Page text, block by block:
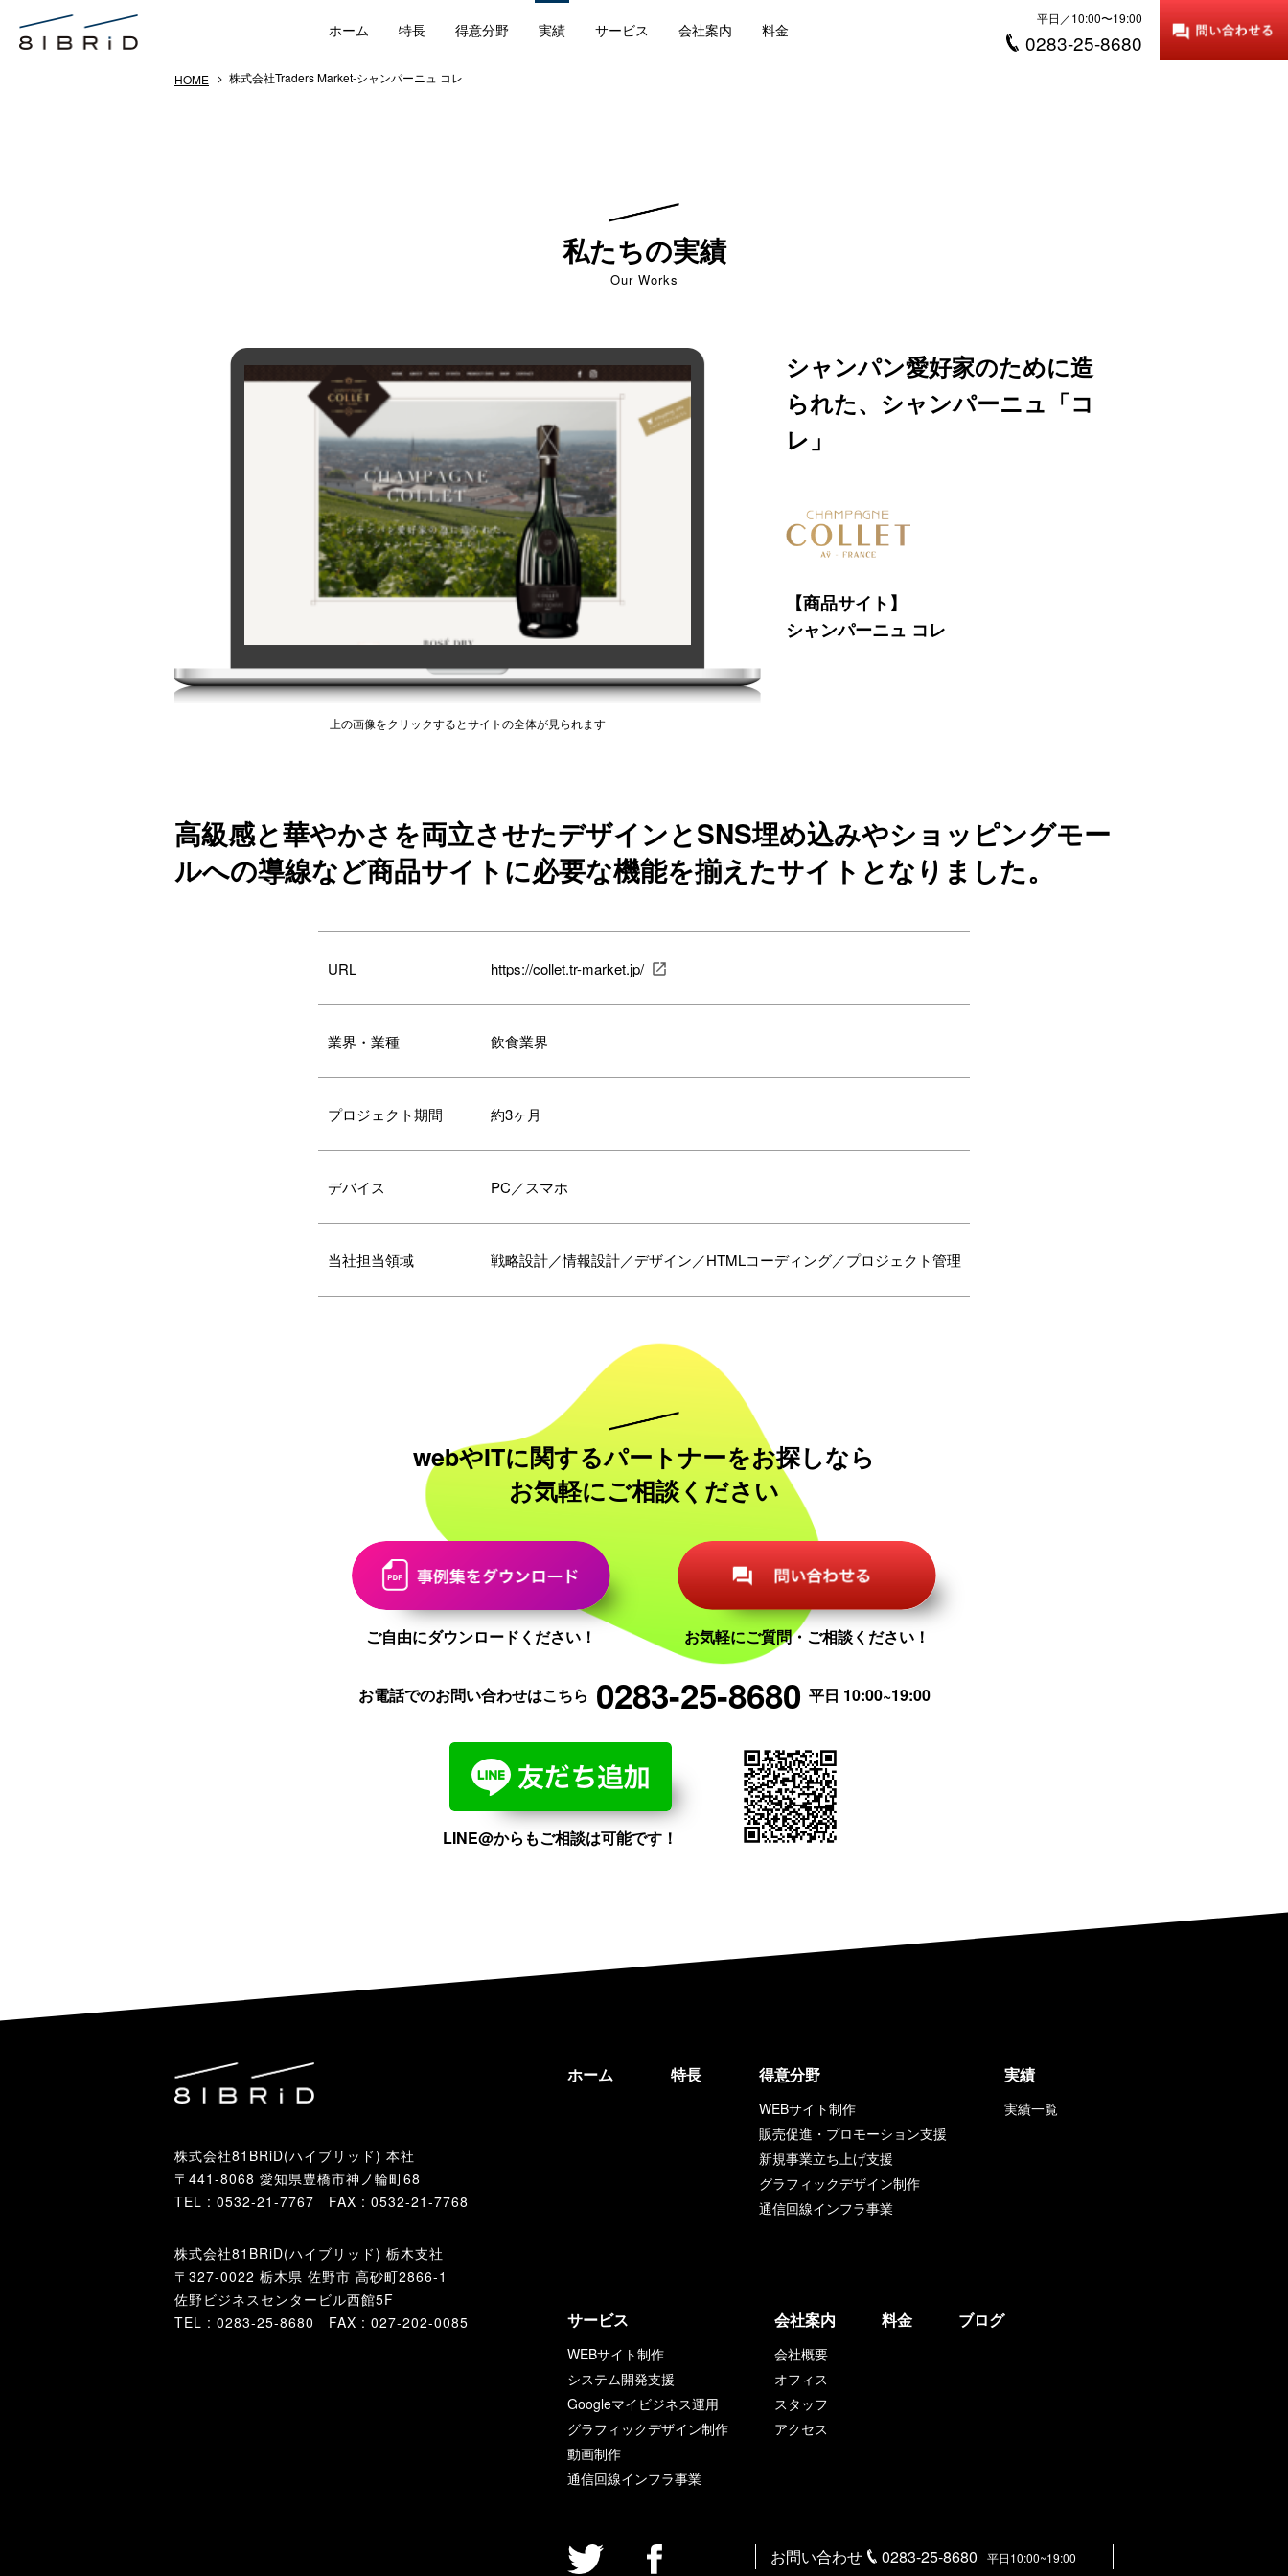
平日／10:00〜19:00
0283-25-8680
ホーム 特長 得意分野 実績 サービス 会社案内 料金
HOME > 株式会社Traders Market-シャンパーニュ コレ
私たちの実績
Our Works
上の画像をクリックするとサイトの全体が見られます
シャンパン愛好家のために造
られた、シャンパーニュ「コ
レ」
【商品サイト】
シャンパーニュ コレ
高級感と華やかさを両立させたデザインとSNS埋め込みやショッピングモー
ルへの導線など商品サイトに必要な機能を揃えたサイトとなりました。
URL https://collet.tr-market.jp/
業界・業種 飲食業界
プロジェクト期間 約3ヶ月
デバイス PC／スマホ
当社担当領域 戦略設計／情報設計／デザイン／HTMLコーディング／プロジェクト管理
webやITに関するパートナーをお探しなら
お気軽にご相談ください
ご自由にダウンロードください！ お気軽にご質問・ご相談ください！
お電話でのお問い合わせはこちら 0283-25-8680 平日 10:00~19:00
LINE@からもご相談は可能です！
株式会社81BRiD(ハイブリッド) 本社
〒441-8068 愛知県豊橋市神ノ輪町68
TEL : 0532-21-7767 FAX : 0532-21-7768
株式会社81BRiD(ハイブリッド) 栃木支社
〒 327-0022 栃木県 佐野市 高砂町2866-1
佐野ビジネスセンタービル西館5F
TEL : 0283-25-8680 FAX : 027-202-0085
ホーム 特長 得意分野
WEBサイト制作
販売促進・プロモーション支援
新規事業立ち上げ支援
グラフィックデザイン制作
通信回線インフラ事業
実績
実績一覧
サービス
WEBサイト制作
システム開発支援
Googleマイビジネス運用
グラフィックデザイン制作
動画制作
通信回線インフラ事業
会社案内
会社概要
オフィス
スタッフ
アクセス
料金 ブログ
お問い合わせ 0283-25-8680 平日10:00~19:00